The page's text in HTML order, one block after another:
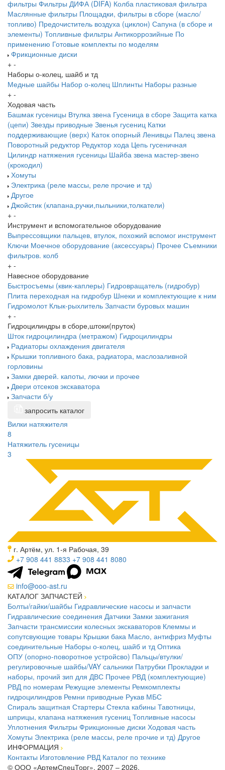
фильтры Фильтры ДИФА (DIFA) Колба пластиковая фильтра
Маслянные фильтры Площадки, фильтры в сборе (масло/
топливо) Предочиститель воздуха (циклон) Сапуна (в сборе и
элементы) Топливные фильтры Антикоррозийные По
применению Готовые комплекты по моделям
Фрикционные диски
+ -
Наборы о-колец, шайб и тд
Медные шайбы Набор о-колец Шплинты Наборы разные
+ -
Ходовая часть
Башмак гусеницы Втулка звена Гусеница в сборе Защита катка
(цепи) Звезды приводные Звенья гусениц Катки
поддерживающие (верх) Каток опорный Ленивцы Палец звена
Поворотный редуктор Редуктор хода Цепь гусеничная
Цилиндр натяжения гусеницы Шайба звена мастер-звено
(крокодил)
Хомуты
Электрика (реле массы, реле прочие и тд)
Другое
Джойстик (клапана,ручки,пыльники,толкатели)
+ -
Инструмент и вспомогательное оборудование
Выпрессовщики пальцев, втулок, похожий вспомог инструмент
Ключи Моечное оборудование (аксессуары) Прочее Съемники
фильтров. колб
+ -
Навесное оборудование
Быстросъемы (квик-каплеры) Гидровращатель (гидробур)
Плита переходная на гидробур Шнеки и комплектующие к ним
Гидромолот Клык-рыхлитель Запчасти буровых машин
+ -
Гидроцилиндры в сборе,штоки(пруток)
Шток гидроцилиндра (метражом) Гидроцилиндры
Радиаторы охлаждения двигателя
Крышки топливного бака, радиатора, маслозаливной
горловины
Замки дверей. капоты, лючки и прочее
Двери отсеков экскаватора
Запчасти б/у
запросить каталог
Вилки натяжителя
8
Натяжитель гусеницы
3
г. Артём, ул. 1-я Рабочая, 39
+7 908 441 8833 +7 908 441 8080
info@ooo-ast.ru
КАТАЛОГ ЗАПЧАСТЕЙ
Болты/гайки/шайбы Гидравлические насосы и запчасти
Гидравлические соединения Датчики Замки зажигания
Запчасти трансмиссии колесных экскаваторов Клеммы и
сопутсвующие товары Крышки бака Масло, антифриз Муфты
соединительные Наборы о-колец, шайб и тд Оптика
ОПУ (опорно-поворотное устройсво) Пальцы/втулки/
регулировочные шайбы/VAY сальники Патрубки Прокладки и
наборы, прочий зип для ДВС Прочее РВД (комплектующие)
РВД по номерам Режущие элементы Ремкомплекты
гидроцилиндров Ремни приводные Рукав МБС
Спираль защитная Стартеры Стекла кабины Тавотницы,
шприцы, клапана натяжения гусениц Топливные насосы
Уплотнения Фильтры Фрикционные диски Ходовая часть
Хомуты Электрика (реле массы, реле прочие и тд) Другое
ИНФОРМАЦИЯ
Контакты Изготовление РВД Каталог по технике
© ООО «АртемСпецТорг», 2007 – 2026.